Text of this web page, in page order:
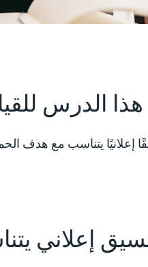
الدرس
إعلانيًا يتناسب مع هدف
إعلاني